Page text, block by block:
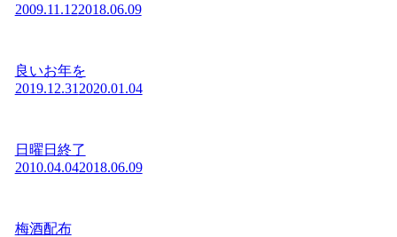
2009.11.122018.06.09
良いお年を
2019.12.31 2020.01.04
日曜日終了
2010.04.042018.06.09
梅酒配布